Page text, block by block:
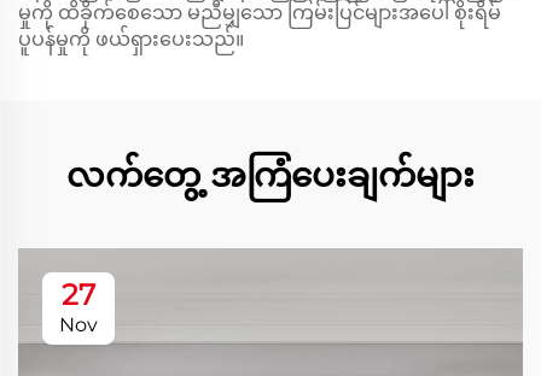
မှုကို ထိခိုက်စေသော မညီမျှသော ကြမ်းပြင်များအပေါ် စိုးရိမ်
ပူပန်မှုကို ဖယ်ရှားပေးသည်။
လက်တွေ့ အကြံပေးချက်များ
27
Nov